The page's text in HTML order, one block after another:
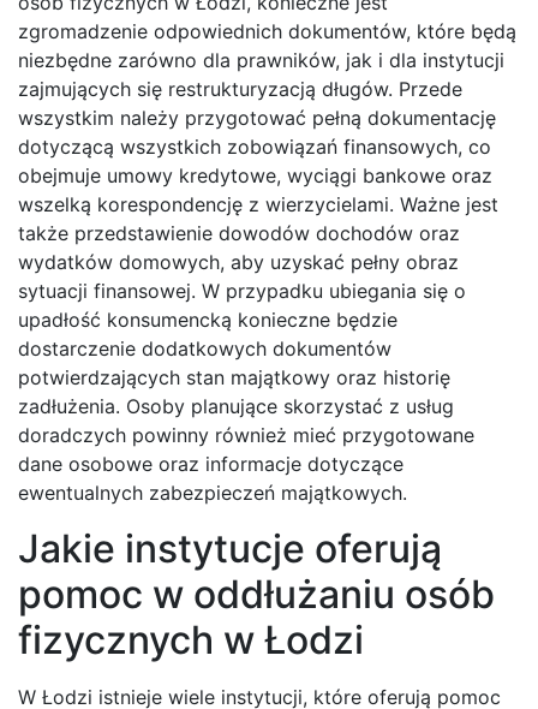
zgromadzenie odpowiednich dokumentów, które będą
niezbędne zarówno dla prawników, jak i dla instytucji
zajmujących się restrukturyzacją długów. Przede
wszystkim należy przygotować pełną dokumentację
dotyczącą wszystkich zobowiązań finansowych, co
obejmuje umowy kredytowe, wyciągi bankowe oraz
wszelką korespondencję z wierzycielami. Ważne jest
także przedstawienie dowodów dochodów oraz
wydatków domowych, aby uzyskać pełny obraz
sytuacji finansowej. W przypadku ubiegania się o
upadłość konsumencką konieczne będzie
dostarczenie dodatkowych dokumentów
potwierdzających stan majątkowy oraz historię
zadłużenia. Osoby planujące skorzystać z usług
doradczych powinny również mieć przygotowane
dane osobowe oraz informacje dotyczące
ewentualnych zabezpieczeń majątkowych.
Jakie instytucje oferują
pomoc w oddłużaniu osób
fizycznych w Łodzi
W Łodzi istnieje wiele instytucji, które oferują pomoc